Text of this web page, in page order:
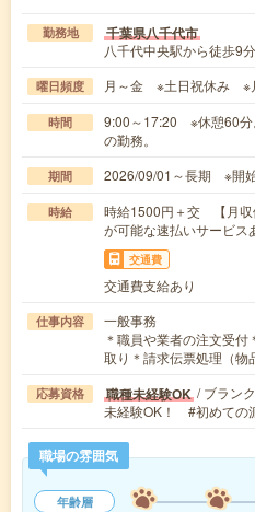
勤務地 千葉県八千代市
八千代中央駅から徒歩9分
曜日頻度 月～金 ※土日祝休み ※
時間
9:00～17:20 ※休憩60分
の勤務。
期間 2026/09/01～長期 ※開
時給
時給1500円＋交 【月
が可能な速払いサービス
交通費
交通費支給あり
仕事内容
一般事務
＊職員や業者の注文受
取り＊請求伝票処理（
応募資格 職種未経験OK / ブラン
未経験OK！ #初めての
職場の雰囲気
年齢層